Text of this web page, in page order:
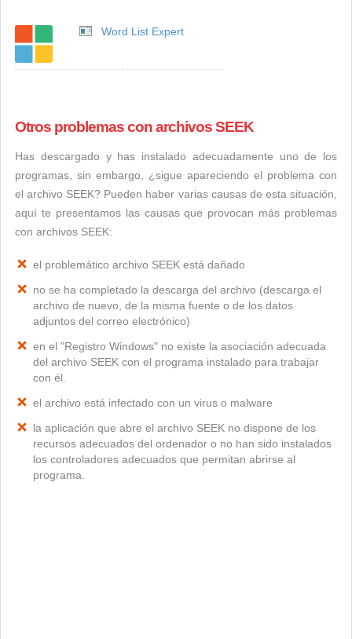
Word List Expert
Otros problemas con archivos SEEK
Has descargado y has instalado adecuadamente uno de los
programas, sin embargo, ¿sigue apareciendo el problema con
el archivo SEEK? Pueden haber varias causas de esta situación,
aquí te presentamos las causas que provocan más problemas
con archivos SEEK:
el problemático archivo SEEK está dañado
no se ha completado la descarga del archivo (descarga el
archivo de nuevo, de la misma fuente o de los datos
adjuntos del correo electrónico)
en el "Registro Windows" no existe la asociación adecuada
del archivo SEEK con el programa instalado para trabajar
con él.
el archivo está infectado con un virus o malware
la aplicación que abre el archivo SEEK no dispone de los
recursos adecuados del ordenador o no han sido instalados
los controladores adecuados que permitan abrirse al
programa.